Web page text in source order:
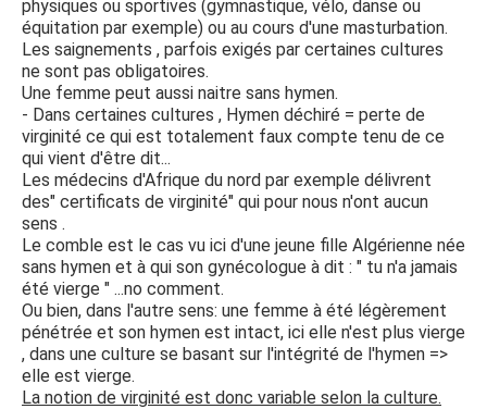
physiques ou sportives (gymnastique, vélo, danse ou
équitation par exemple) ou au cours d'une masturbation.
Les saignements , parfois exigés par certaines cultures
ne sont pas obligatoires.
Une femme peut aussi naitre sans hymen.
- Dans certaines cultures , Hymen déchiré = perte de
virginité ce qui est totalement faux compte tenu de ce
qui vient d'être dit...
Les médecins d'Afrique du nord par exemple délivrent
des" certificats de virginité" qui pour nous n'ont aucun
sens .
Le comble est le cas vu ici d'une jeune fille Algérienne née
sans hymen et à qui son gynécologue à dit : " tu n'a jamais
été vierge " ...no comment.
Ou bien, dans l'autre sens: une femme à été légèrement
pénétrée et son hymen est intact, ici elle n'est plus vierge
, dans une culture se basant sur l'intégrité de l'hymen =>
elle est vierge.
La notion de virginité est donc variable selon la culture.